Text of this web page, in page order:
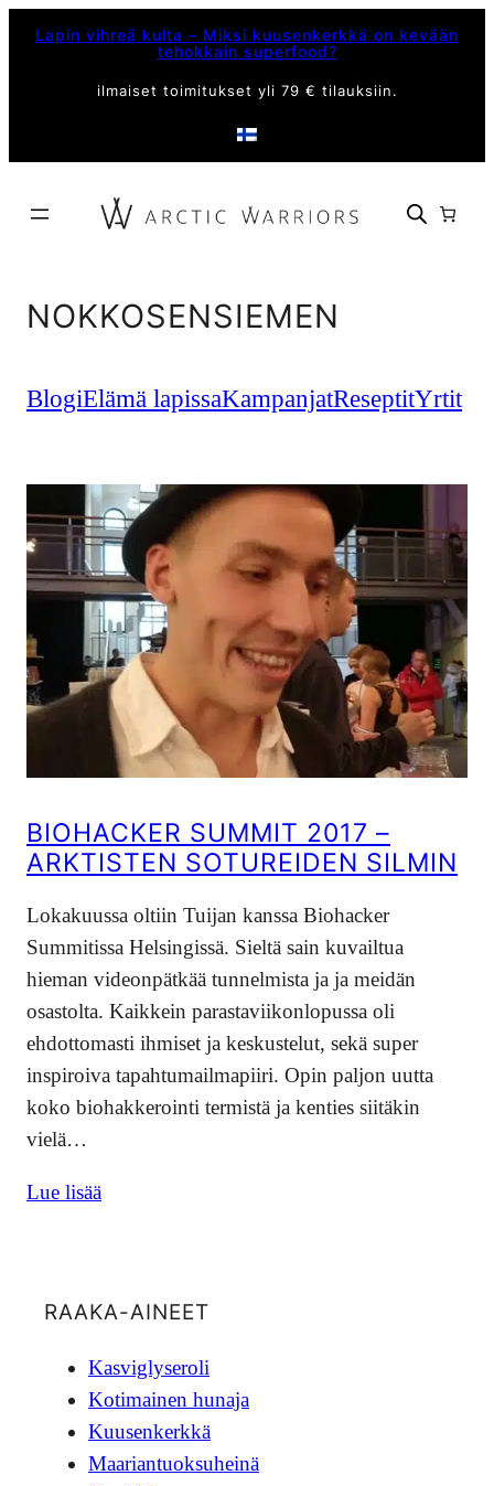
sisältöön
Lapin vihreä kulta – Miksi kuusenkerkkä on kevään
tehokkain superfood?
ilmaiset toimitukset yli 79 € tilauksiin.
NOKKOSENSIEMEN
BlogiElämä lapissaKampanjatReseptitYrtit
BIOHACKER SUMMIT 2017 –
ARKTISTEN SOTUREIDEN SILMIN
Lokakuussa oltiin Tuijan kanssa Biohacker
Summitissa Helsingissä. Sieltä sain kuvailtua
hieman videonpätkää tunnelmista ja ja meidän
osastolta. Kaikkein parastaviikonlopussa oli
ehdottomasti ihmiset ja keskustelut, sekä super
inspiroiva tapahtumailmapiiri. Opin paljon uutta
koko biohakkerointi termistä ja kenties siitäkin
vielä…
Lue lisää
RAAKA-AINEET
Kasviglyseroli
Kotimainen hunaja
Kuusenkerkkä
Maariantuoksuheinä